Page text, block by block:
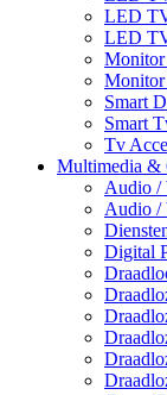
LED
LED
Monitor
Monitor
Smart
Smart
Tv
Multimedia &
Audio /
Audio /
Digital